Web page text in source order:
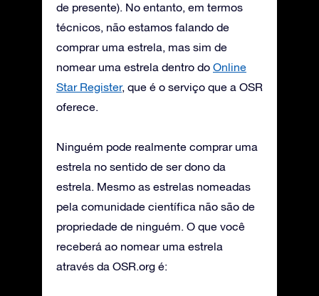
de presente). No entanto, em termos
técnicos, não estamos falando de
comprar uma estrela, mas sim de
nomear uma estrela dentro do Online
Star Register, que é o serviço que a OSR
oferece.
Ninguém pode realmente comprar uma
estrela no sentido de ser dono da
estrela. Mesmo as estrelas nomeadas
pela comunidade científica não são de
propriedade de ninguém. O que você
receberá ao nomear uma estrela
através da OSR.org é: